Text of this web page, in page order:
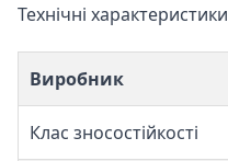
Технічні характеристики
Виробник
Клас зносостійкості